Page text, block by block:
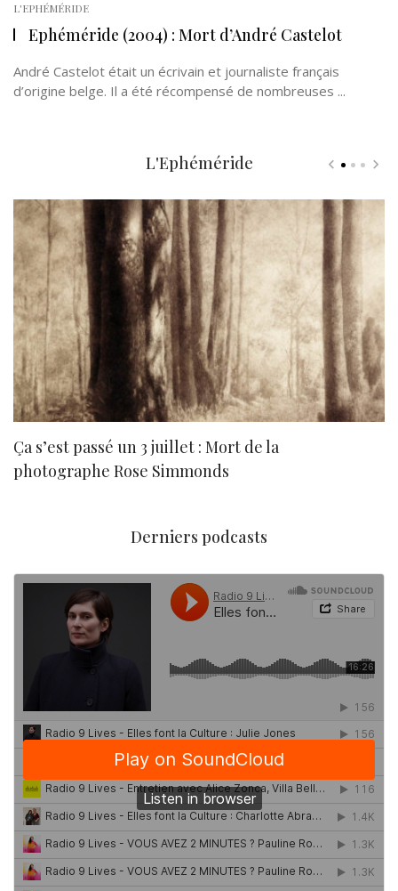
L'EPHÉMÉRIDE
Ephéméride (2004) : Mort d’André Castelot
André Castelot était un écrivain et journaliste français
d’origine belge. Il a été récompensé de nombreuses ...
L'Ephéméride
Ça s’est passé un 3 juillet : Mort de la
photographe Rose Simmonds
Derniers podcasts